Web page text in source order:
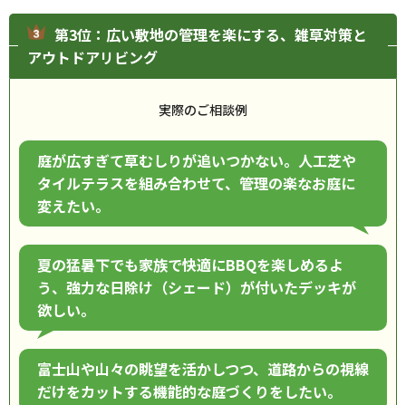
第3位：広い敷地の管理を楽にする、雑草対策と
アウトドアリビング
実際のご相談例
庭が広すぎて草むしりが追いつかない。人工芝や
タイルテラスを組み合わせて、管理の楽なお庭に
変えたい。
夏の猛暑下でも家族で快適にBBQを楽しめるよ
う、強力な日除け（シェード）が付いたデッキが
欲しい。
富士山や山々の眺望を活かしつつ、道路からの視線
だけをカットする機能的な庭づくりをしたい。